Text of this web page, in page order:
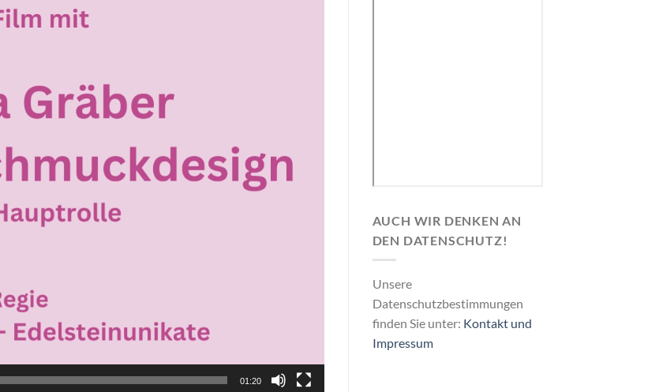
01:20
AUCH WIR DENKEN AN
DEN DATENSCHUTZ!
Unsere
Datenschutzbestimmungen
finden Sie unter: Kontakt und
Impressum